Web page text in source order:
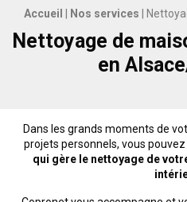
Accueil Nos services
Nettoyage de
en
Dans les grands moments de
projets personnels, vous pouvez
qui gère le nettoyage de